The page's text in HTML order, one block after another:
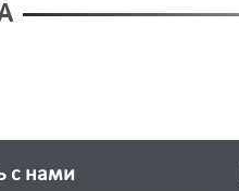
с нами